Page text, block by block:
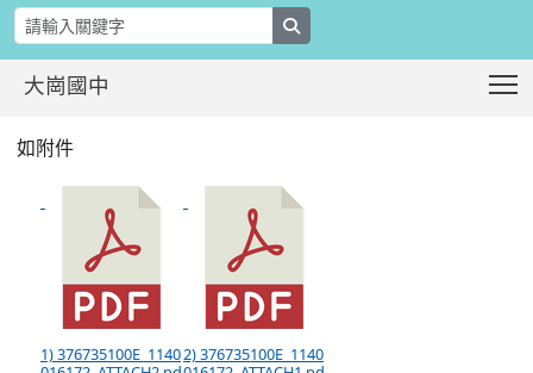
大崗國中
有關大陸委員會函請宣導現職軍公教
如附件
1) 376735100E_11402) 376735100E_1140